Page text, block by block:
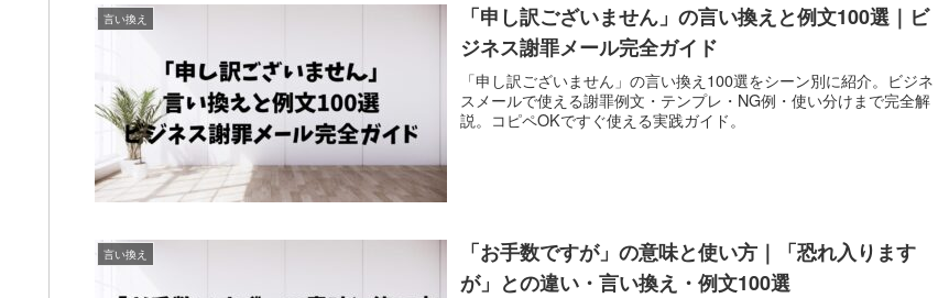
言い換え
「申し訳ございません」の言い換えと例文100選｜ビ
ジネス謝罪メール完全ガイド
「申し訳ございません」の言い換え100選をシーン別に紹介。ビジネ
スメールで使える謝罪例文・テンプレ・NG例・使い分けまで完全解
説。コピペOKですぐ使える実践ガイド。
言い換え
「お手数ですが」の意味と使い方｜「恐れ入ります
が」との違い・言い換え・例文100選